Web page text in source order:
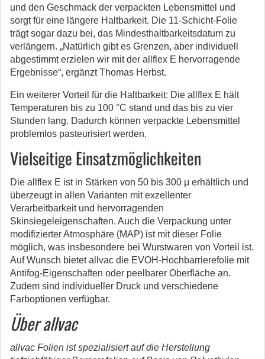
und den Geschmack der verpackten Lebensmittel und
sorgt für eine längere Haltbarkeit. Die 11-Schicht-Folie
trägt sogar dazu bei, das Mindesthaltbarkeitsdatum zu
verlängern. „Natürlich gibt es Grenzen, aber individuell
abgestimmt erzielen wir mit der allflex E hervorragende
Ergebnisse“, ergänzt Thomas Herbst.
Ein weiterer Vorteil für die Haltbarkeit: Die allflex E hält
Temperaturen bis zu 100 °C stand und das bis zu vier
Stunden lang. Dadurch können verpackte Lebensmittel
problemlos pasteurisiert werden.
Vielseitige Einsatzmöglichkeiten
Die allflex E ist in Stärken von 50 bis 300 μ erhältlich und
überzeugt in allen Varianten mit exzellenter
Verarbeitbarkeit und hervorragenden
Skinsiegeleigenschaften. Auch die Verpackung unter
modifizierter Atmosphäre (MAP) ist mit dieser Folie
möglich, was insbesondere bei Wurstwaren von Vorteil ist.
Auf Wunsch bietet allvac die EVOH-Hochbarrierefolie mit
Antifog-Eigenschaften oder peelbarer Oberfläche an.
Zudem sind individueller Druck und verschiedene
Farboptionen verfügbar.
Über allvac
allvac Folien ist spezialisiert auf die Herstellung